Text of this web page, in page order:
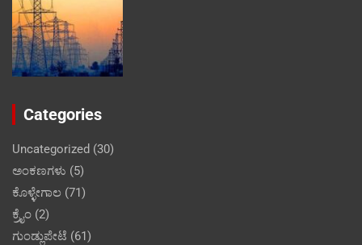
Categories
Uncategorized (30)
ಅಂಕಣಗಳು (5)
ಕೊಳ್ಳೇಗಾಲ (71)
ಕ್ರೈಂ (2)
ಗುಂಡ್ಲುಪೇಟೆ (61)